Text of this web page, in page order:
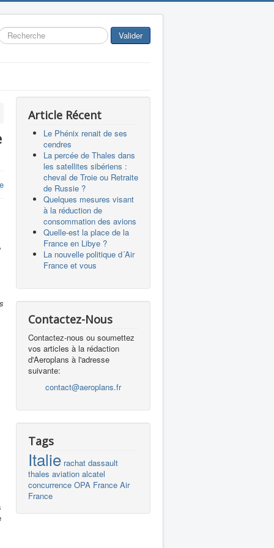
Valider
Article Récent
Le Phénix renait de ses
cendres
La percée de Thales dans
les satellites sibériens :
cheval de Troie ou Retraite
de Russie ?
Quelques mesures visant
à la réduction de
consommation des avions
Quelle-est la place de la
France en Libye ?
La nouvelle politique d´Air
France et vous
Contactez-Nous
Contactez-nous ou soumettez
vos articles à la rédaction
d'Aeroplans à l'adresse
suivante:
contact@aeroplans.fr
Tags
Italie rachat dassault
thales aviation alcatel
concurrence OPA France Air
France